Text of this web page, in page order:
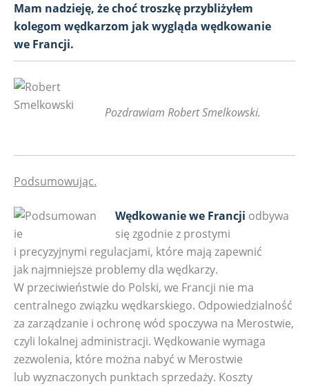
Mam nadzieję, że choć troszkę przybliżyłem
kolegom wędkarzom jak wygląda wędkowanie
we Francji.
Pozdrawiam Robert Smelkowski.
Podsumowując.
Wędkowanie we Francji odbywa
się zgodnie z prostymi
i precyzyjnymi regulacjami, które mają zapewnić
jak najmniejsze problemy dla wędkarzy.
W przeciwieństwie do Polski, we Francji nie ma
centralnego związku wędkarskiego. Odpowiedzialność
za zarządzanie i ochronę wód spoczywa na Merostwie,
czyli lokalnej administracji. Wędkowanie wymaga
zezwolenia, które można nabyć w Merostwie
lub wyznaczonych punktach sprzedaży. Koszty